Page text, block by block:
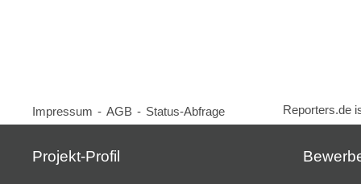
Impressum - AGB - Status-Abfrage Reporters.de
Projekt-Profil